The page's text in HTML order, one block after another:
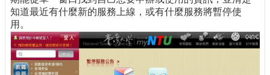
知道最近有什麼新的服務上線，或有什麼服務將暫停使
用。